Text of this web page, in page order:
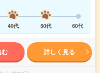
40代 50代 60代
む 詳しく見る